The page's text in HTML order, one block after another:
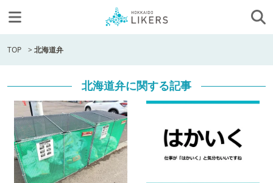
TOP >北海道弁
北海道弁に関する記事